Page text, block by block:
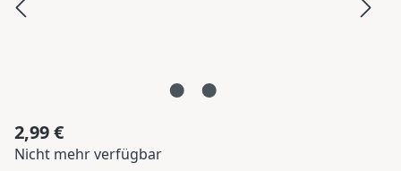
Regulärer Preis:
2,99 €
Nicht mehr verfügbar